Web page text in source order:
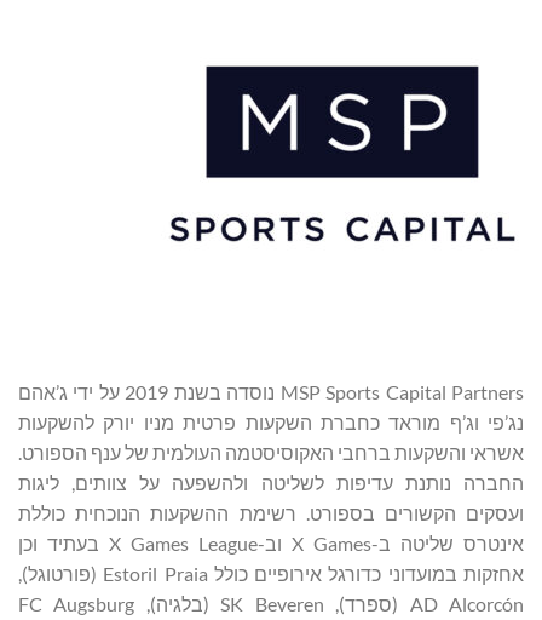
MSP Sports Capital Partners נוסדה בשנת 2019 על ידי ג’אהם
נג’פי וג’ף מוראד כחברת השקעות פרטית מניו יורק להשקעות
אשראי והשקעות ברחבי האקוסיסטמה העולמית של ענף הספורט.
החברה נותנת עדיפות לשליטה ולהשפעה על צוותים, ליגות
ועסקים הקשורים בספורט. רשימת ההשקעות הנוכחית כוללת
אינטרס שליטה ב-X Games וב-X Games League בעתיד וכן
אחזקות במועדוני כדורגל אירופיים כולל Estoril Praia (פורטוגל),
AD Alcorcón (ספרד), SK Beveren (בלגיה), FC Augsburg